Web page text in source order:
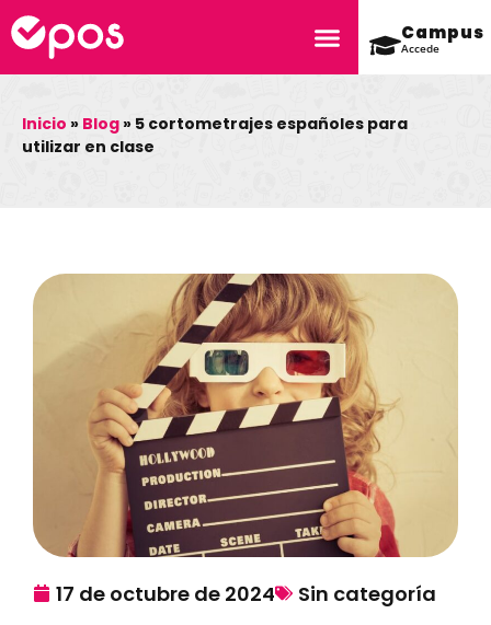
Campus
Accede
Inicio » Blog » 5 cortometrajes españoles para
utilizar en clase
17 de octubre de 2024 Sin categoría